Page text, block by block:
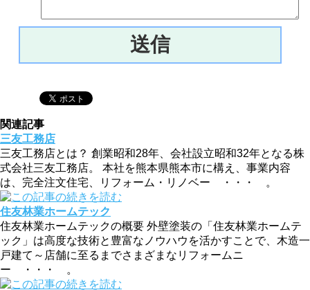
関連記事
三友工務店
三友工務店とは？ 創業昭和28年、会社設立昭和32年となる株
式会社三友工務店。 本社を熊本県熊本市に構え、事業内容
は、完全注文住宅、リフォーム・リノベー ・・・ 。
住友林業ホームテック
住友林業ホームテックの概要 外壁塗装の「住友林業ホームテ
ック」は高度な技術と豊富なノウハウを活かすことで、木造一
戸建て～店舗に至るまでさまざまなリフォームニ
ー ・・・ 。